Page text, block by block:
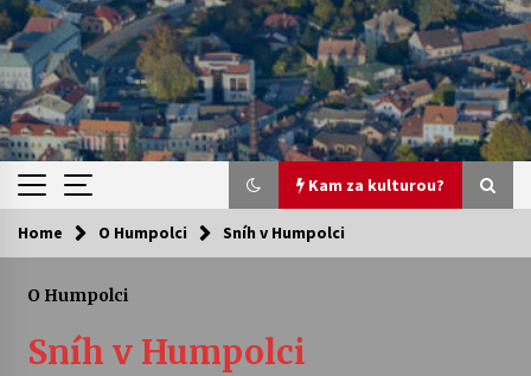
Kam za kulturou?
Kam za kulturou?
Sukuba Ensemble
4. 8. 2026
Home O Humpolci Sníh v Humpolci
O Humpolci
Sníh v Humpolci